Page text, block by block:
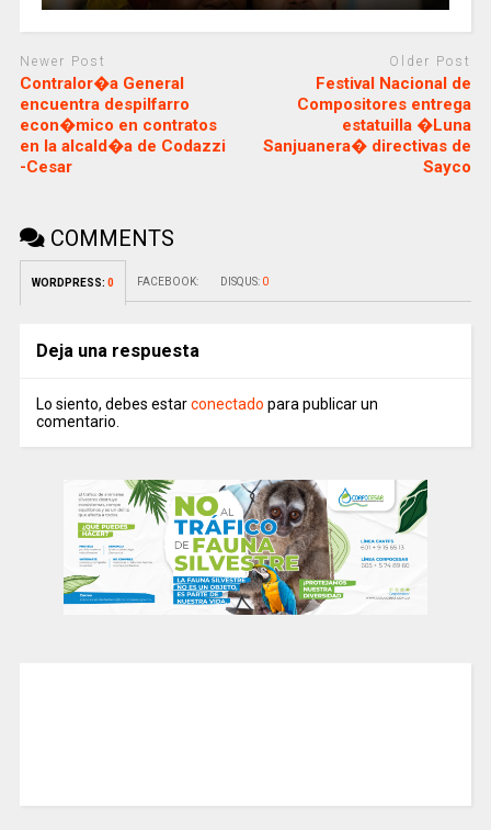
Newer Post
Contralor�a General
encuentra despilfarro
econ�mico en contratos
en la alcald�a de Codazzi
-Cesar
Older Post
Festival Nacional de
Compositores entrega
estatuilla �Luna
Sanjuanera� directivas de
Sayco
COMMENTS
WORDPRESS: 0 FACEBOOK: DISQUS: 0
Deja una respuesta
Lo siento, debes estarconectado para publicar un
comentario.